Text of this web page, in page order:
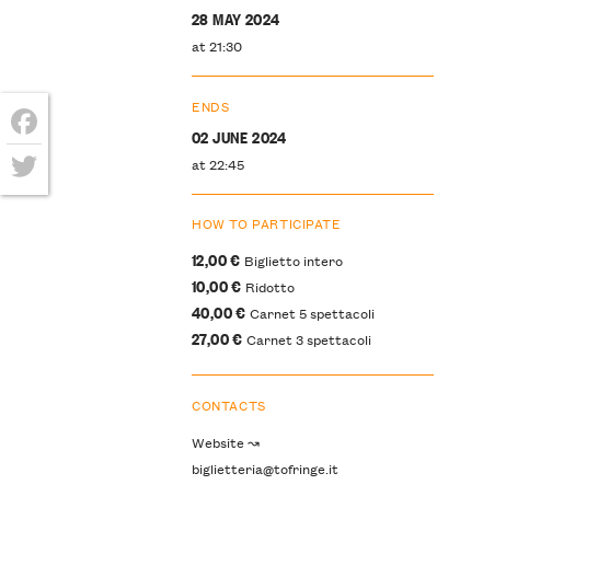
28 MAY 2024
at 21:30
ENDS
02 JUNE 2024
at 22:45
HOW TO PARTICIPATE
12,00 € Biglietto intero
10,00 € Ridotto
40,00 € Carnet 5 spettacoli
27,00 € Carnet 3 spettacoli
CONTACTS
Website ↝
biglietteria@tofringe.it
Facebook
Twitter